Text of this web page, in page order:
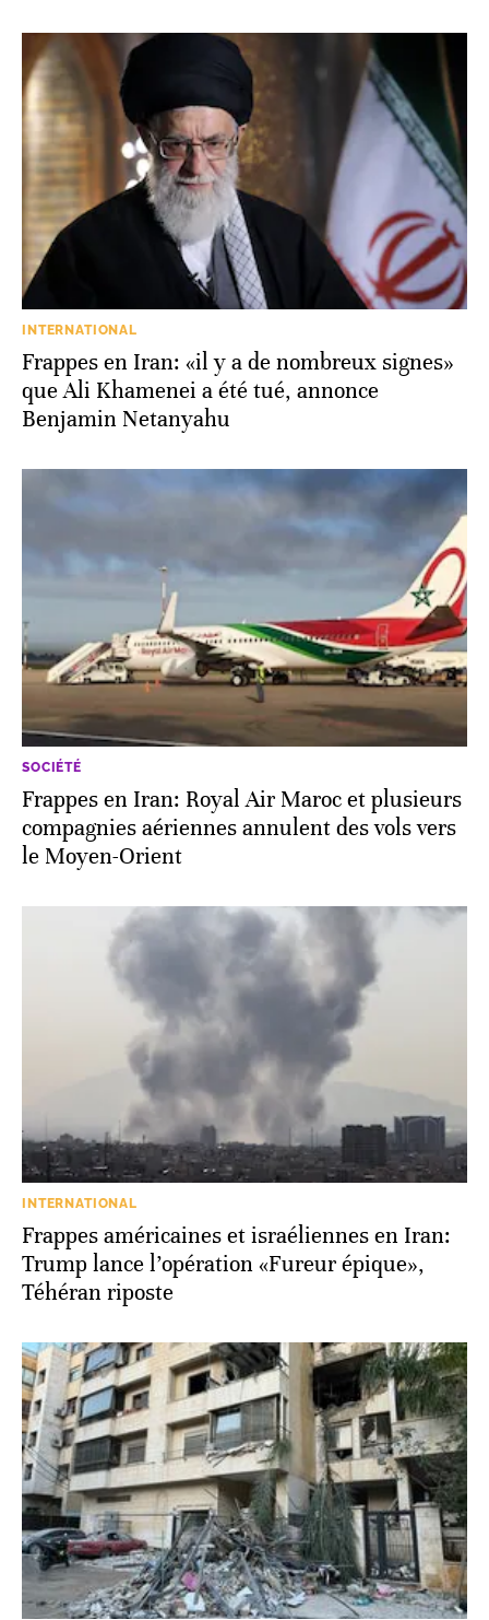
INTERNATIONAL
Frappes en Iran: «il y a de nombreux signes»
que Ali Khamenei a été tué, annonce
Benjamin Netanyahu
SOCIÉTÉ
Frappes en Iran: Royal Air Maroc et plusieurs
compagnies aériennes annulent des vols vers
le Moyen-Orient
INTERNATIONAL
Frappes américaines et israéliennes en Iran:
Trump lance l’opération «Fureur épique»,
Téhéran riposte